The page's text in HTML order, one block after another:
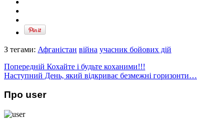
З тегами: Афганістан війна учасник бойових дій
Попередній Кохайте і будьте коханими!!!
Наступний День, який відкриває безмежні горизонти…
Про user